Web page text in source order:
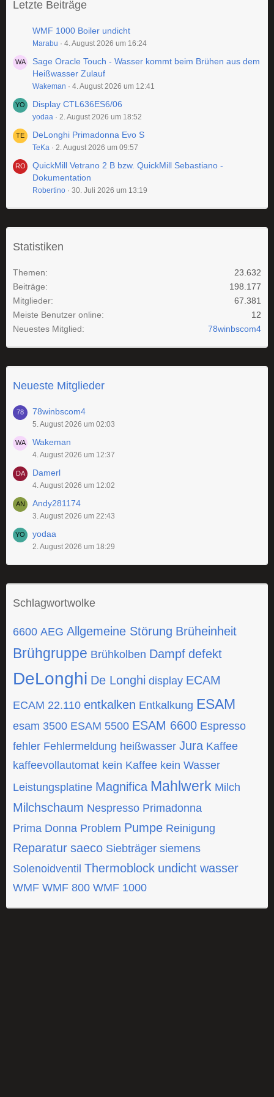
Letzte Beiträge
WMF 1000 Boiler undicht
Marabu 4. August 2026 um 16:24
Sage Oracle Touch - Wasser kommt beim Brühen aus dem
Heißwasser Zulauf
Wakeman 4. August 2026 um 12:41
Display CTL636ES6/06
yodaa 2. August 2026 um 18:52
DeLonghi Primadonna Evo S
TeKa 2. August 2026 um 09:57
QuickMill Vetrano 2 B bzw. QuickMill Sebastiano -
Dokumentation
Robertino 30. Juli 2026 um 13:19
Statistiken
Themen
23.632
Beiträge
198.177
Mitglieder
67.381
Meiste Benutzer online
12
Neuestes Mitglied
78winbscom4
Neueste Mitglieder
78winbscom4
5. August 2026 um 02:03
Wakeman
4. August 2026 um 12:37
Damerl
4. August 2026 um 12:02
Andy281174
3. August 2026 um 22:43
yodaa
2. August 2026 um 18:29
Schlagwortwolke
6600 AEG Allgemeine Störung Brüheinheit
Brühgruppe Brühkolben Dampf defekt
DeLonghi De Longhi display ECAM
ECAM 22.110 entkalken Entkalkung ESAM
esam 3500 ESAM 5500 ESAM 6600 Espresso
fehler Fehlermeldung heißwasser Jura Kaffee
kaffeevollautomat kein Kaffee kein Wasser
Leistungsplatine Magnifica Mahlwerk Milch
Milchschaum Nespresso Primadonna
Prima Donna Problem Pumpe Reinigung
Reparatur saeco Siebträger siemens
Solenoidventil Thermoblock undicht wasser
WMF WMF 800 WMF 1000